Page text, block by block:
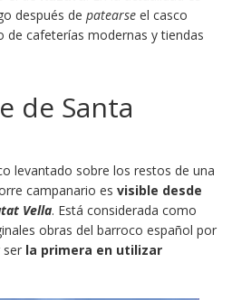
después de patearse el casco
de cafeterías modernas y tiendas
de Santa
levantado sobre los restos de una
campanario es visible desde
Vella. Está considerada como
obras del barroco español por
ser la primera en utilizar